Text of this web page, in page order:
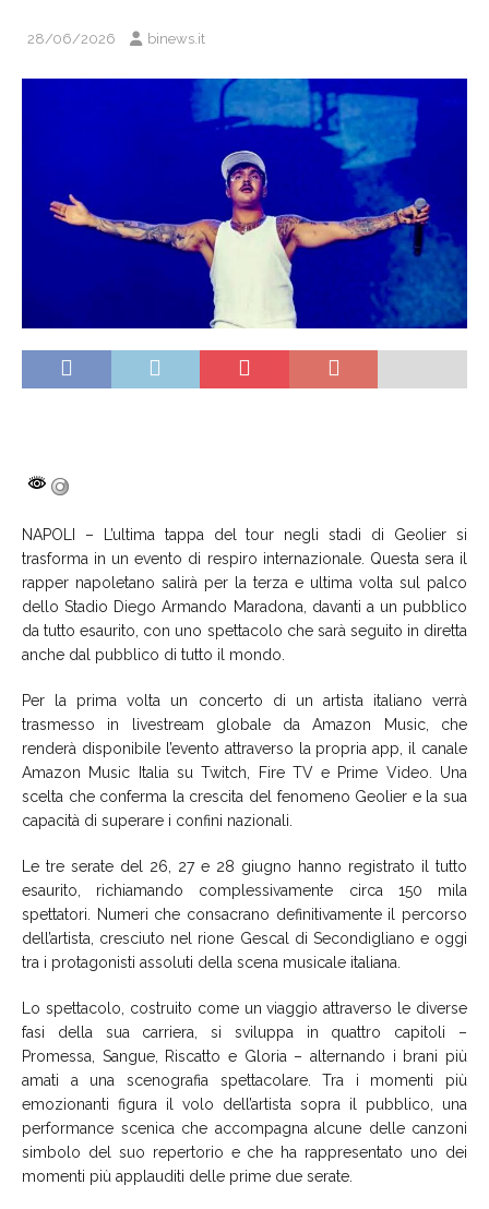
28/06/2026 binews.it
NAPOLI – L’ultima tappa del tour negli stadi di Geolier si
trasforma in un evento di respiro internazionale. Questa sera il
rapper napoletano salirà per la terza e ultima volta sul palco
dello Stadio Diego Armando Maradona, davanti a un pubblico
da tutto esaurito, con uno spettacolo che sarà seguito in diretta
anche dal pubblico di tutto il mondo.
Per la prima volta un concerto di un artista italiano verrà
trasmesso in livestream globale da Amazon Music, che
renderà disponibile l’evento attraverso la propria app, il canale
Amazon Music Italia su Twitch, Fire TV e Prime Video. Una
scelta che conferma la crescita del fenomeno Geolier e la sua
capacità di superare i confini nazionali.
Le tre serate del 26, 27 e 28 giugno hanno registrato il tutto
esaurito, richiamando complessivamente circa 150 mila
spettatori. Numeri che consacrano definitivamente il percorso
dell’artista, cresciuto nel rione Gescal di Secondigliano e oggi
tra i protagonisti assoluti della scena musicale italiana.
Lo spettacolo, costruito come un viaggio attraverso le diverse
fasi della sua carriera, si sviluppa in quattro capitoli –
Promessa, Sangue, Riscatto e Gloria – alternando i brani più
amati a una scenografia spettacolare. Tra i momenti più
emozionanti figura il volo dell’artista sopra il pubblico, una
performance scenica che accompagna alcune delle canzoni
simbolo del suo repertorio e che ha rappresentato uno dei
momenti più applauditi delle prime due serate.